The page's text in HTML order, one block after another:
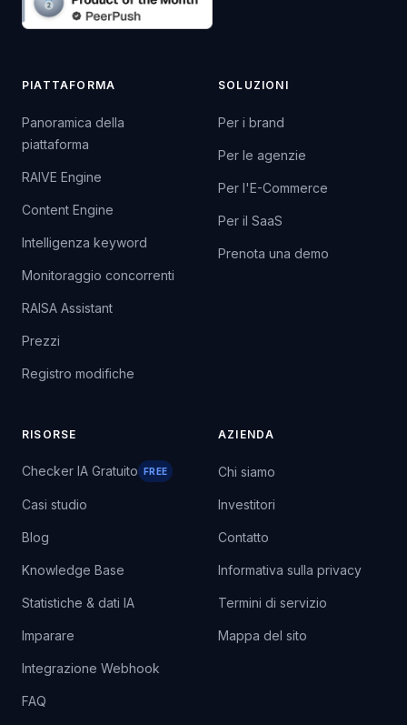
PIATTAFORMA
Panoramica della
piattaforma
RAIVE Engine
Content Engine
Intelligenza keyword
Monitoraggio concorrenti
RAISA Assistant
Prezzi
Registro modifiche
SOLUZIONI
Per i brand
Per le agenzie
Per l'E-Commerce
Per il SaaS
Prenota una demo
RISORSE
Checker IA Gratuito FREE
Casi studio
Blog
Knowledge Base
Statistiche & dati IA
Imparare
Integrazione Webhook
FAQ
AZIENDA
Chi siamo
Investitori
Contatto
Informativa sulla privacy
Termini di servizio
Mappa del sito